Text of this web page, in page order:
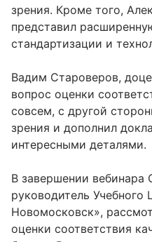
зрения. Кроме того,
представил
стандартизации и
Вадим Староверов,
вопрос оценки
совсем, с другой
зрения и дополнил
интересными деталями.
В завершении вебинара
руководитель
Новомосковск»,
оценки соответствия